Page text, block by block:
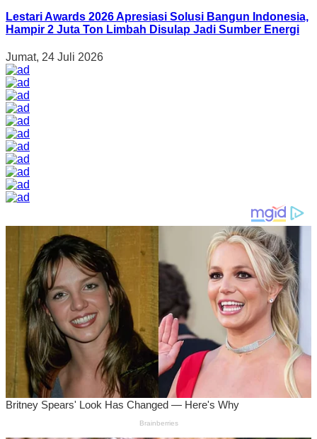
Lestari Awards 2026 Apresiasi Solusi Bangun Indonesia,
Hampir 2 Juta Ton Limbah Disulap Jadi Sumber Energi
Jumat, 24 Juli 2026